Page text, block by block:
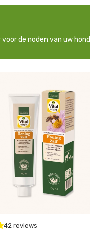
de noden van uw hond
42 reviews